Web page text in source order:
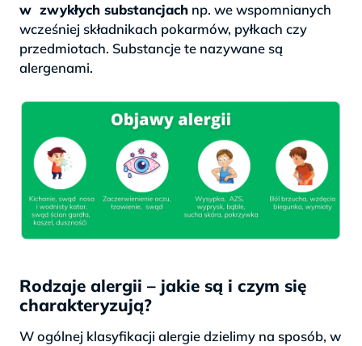
w zwykłych substancjach np. we wspomnianych
wcześniej składnikach pokarmów, pyłkach czy
przedmiotach. Substancje te nazywane są
alergenami.
Rodzaje alergii – jakie są i czym się
charakteryzują?
W ogólnej klasyfikacji alergie dzielimy na sposób, w